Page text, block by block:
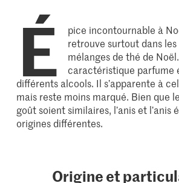
É
pice incontournable à
retrouve surtout dans
mélanges de thé de
caractéristique parfume
différents alcools. Il s’apparente à
mais reste moins marqué. Bien que
goût soient similaires, l’anis et l’anis
origines différentes.
Origine et